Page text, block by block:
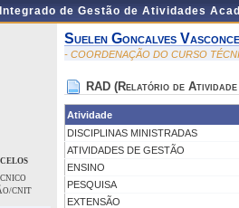
de Gestão de Atividades
CNIT
Suelen Goncalves
- COORDENAÇÃO DO CURSO
RAD (Relatório de
Atividade
DISCIPLINAS MINISTRADAS
ATIVIDADES DE GESTÃO
ENSINO
PESQUISA
EXTENSÃO